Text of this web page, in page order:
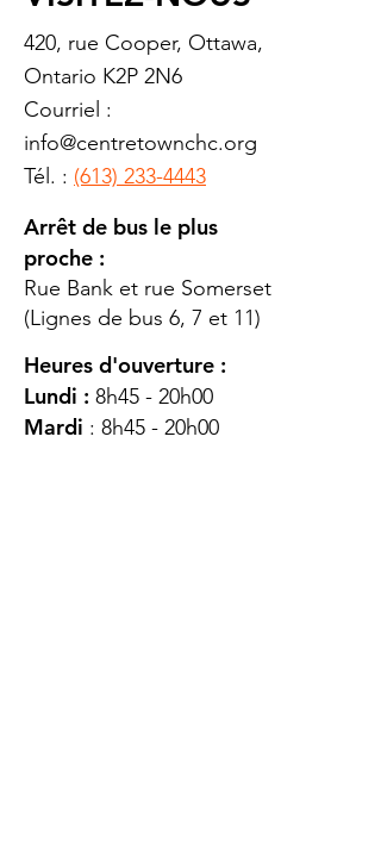
420, rue Cooper, Ottawa,
Ontario K2P 2N6
Courriel :
info@centretownchc.org
Tél. : (613) 233-4443
Arrêt de bus le plus
proche :
Rue Bank et rue Somerset
(Lignes de bus 6, 7 et 11)
Heures d'ouverture :
Lundi : 8h45 - 20h00
Mardi : 8h45 - 20h00